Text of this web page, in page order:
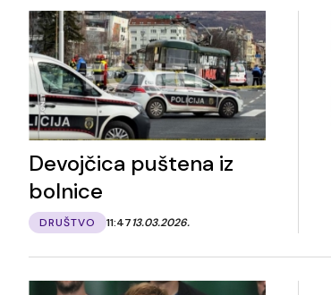
Devojčica puštena iz
bolnice
DRUŠTVO 11:4713.03.2026.